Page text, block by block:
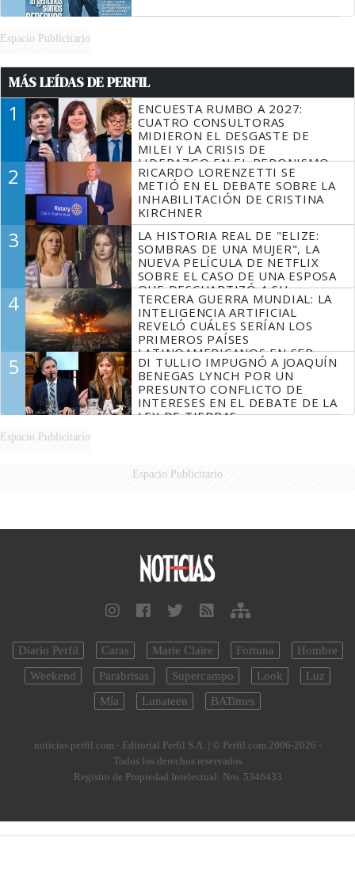
Espacio Publicitario
MÁS LEÍDAS DE PERFIL
1
ENCUESTA RUMBO A 2027:
CUATRO CONSULTORAS
MIDIERON EL DESGASTE DE
MILEI Y LA CRISIS DE
LIDERAZGO EN EL PERONISMO
2
RICARDO LORENZETTI SE
METIÓ EN EL DEBATE SOBRE LA
INHABILITACIÓN DE CRISTINA
KIRCHNER
3
LA HISTORIA REAL DE "ELIZE:
SOMBRAS DE UNA MUJER", LA
NUEVA PELÍCULA DE NETFLIX
SOBRE EL CASO DE UNA ESPOSA
QUE DESCUARTIZÓ A SU
MARIDO
4
TERCERA GUERRA MUNDIAL: LA
INTELIGENCIA ARTIFICIAL
REVELÓ CUÁLES SERÍAN LOS
PRIMEROS PAÍSES
LATINOAMERICANOS EN SER
DERROTADOS
5
DI TULLIO IMPUGNÓ A JOAQUÍN
BENEGAS LYNCH POR UN
PRESUNTO CONFLICTO DE
INTERESES EN EL DEBATE DE LA
LEY DE TIERRAS
Espacio Publicitario
Espacio Publicitario
Diario Perfil Caras Marie Claire Fortuna
Hombre
Weekend
Parabrisas Supercampo Look
Luz
Mía
Lunateen BATimes
noticias.perfil.com - Editorial Perfil S.A. | © Perfil.com 2006-2026 -
Todos los derechos reservados
Registro de Propiedad Intelectual: Nro. 5346433